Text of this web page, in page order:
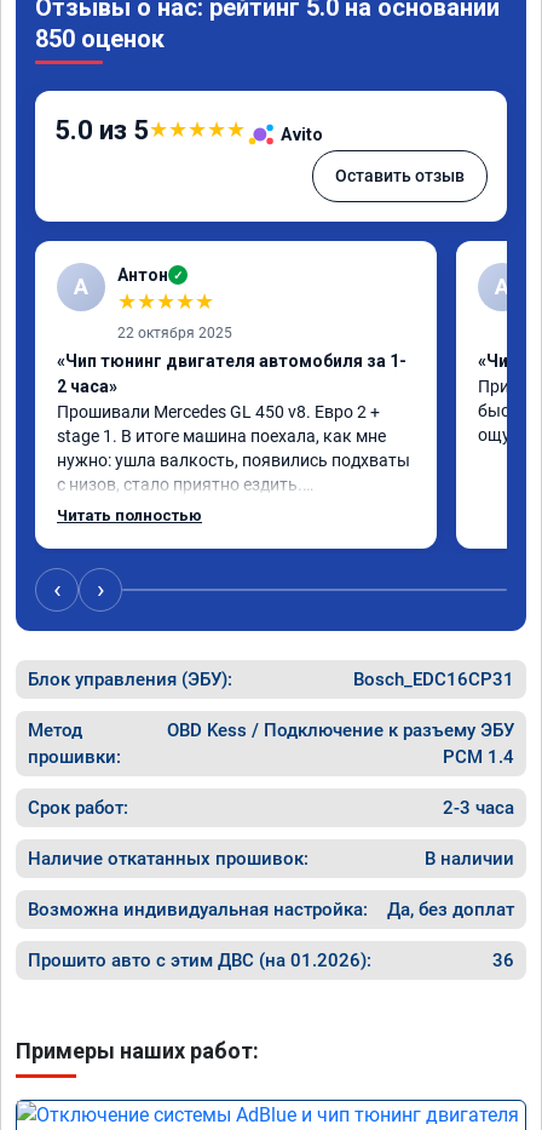
Отзывы о нас: рейтинг 5.0 на основании
850 оценок
5.0 из 5★★★★★ Avito
Оставить отзыв
А Антон ✓
★★★★★
22 октября 2025
«Чип тюнинг двигателя автомобиля за 1-
2 часа»
Прошивали Mercedes GL 450 v8. Евро 2 +
stage 1. В итоге машина поехала, как мне
нужно: ушла валкость, появились подхваты
с низов, стало приятно ездить.
Одни из лучших трат, в авто! 🔥
Читать полностью
A
«Чип
‹ ›
Блок управления (ЭБУ): Bosch_EDC16CP31
Метод
прошивки:
OBD Kess / Подключение к разъему ЭБУ
PCM 1.4
Срок работ: 2-3 часа
Наличие откатанных прошивок: В наличии
Возможна индивидуальная настройка: Да, без доплат
Прошито авто с этим ДВС (на 01.2026): 36
Примеры наших работ: